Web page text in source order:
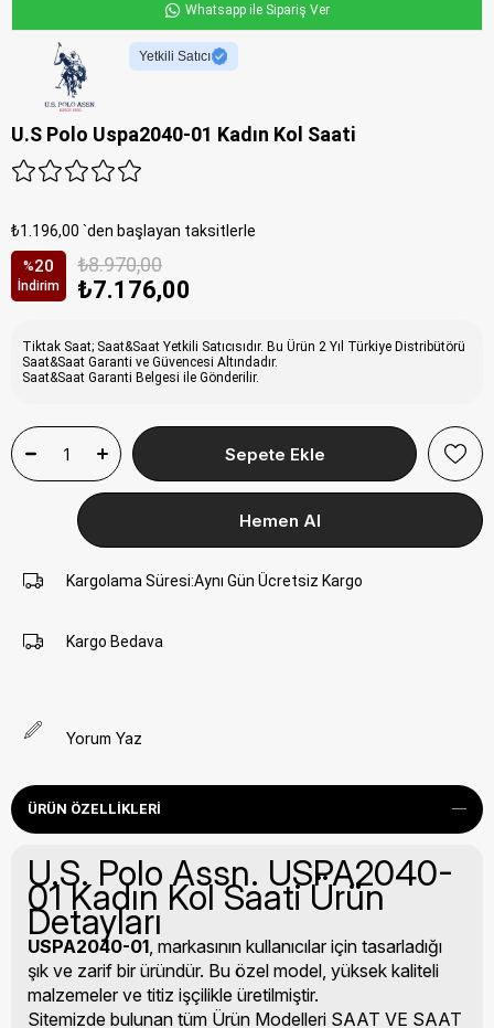
Whatsapp ile Sipariş Ver
Yetkili Satıcı
U.S Polo Uspa2040-01 Kadın Kol Saati
₺1.196,00 `den başlayan taksitlerle
%20
İndirim
₺8.970,00
₺7.176,00
Tiktak Saat; Saat&Saat Yetkili Satıcısıdır. Bu Ürün 2 Yıl Türkiye Distribütörü
Saat&Saat Garanti ve Güvencesi Altındadır.
Saat&Saat Garanti Belgesi ile Gönderilir.
Kargolama Süresi:Aynı Gün Ücretsiz Kargo
Kargo Bedava
Yorum Yaz
ÜRÜN ÖZELLIKLERI
U.S. Polo Assn. USPA2040-
01 Kadın Kol Saati Ürün
Detayları
USPA2040-01, markasının kullanıcılar için tasarladığı
şık ve zarif bir üründür. Bu özel model, yüksek kaliteli
malzemeler ve titiz işçilikle üretilmiştir.
Sitemizde bulunan tüm Ürün Modelleri SAAT VE SAAT